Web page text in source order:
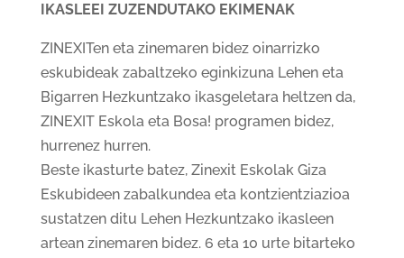
IKASLEEI ZUZENDUTAKO EKIMENAK
ZINEXITen eta zinemaren bidez oinarrizko
eskubideak zabaltzeko eginkizuna Lehen eta
Bigarren Hezkuntzako ikasgeletara heltzen da,
ZINEXIT Eskola eta Bosa! programen bidez,
hurrenez hurren.
Beste ikasturte batez, Zinexit Eskolak Giza
Eskubideen zabalkundea eta kontzientziazioa
sustatzen ditu Lehen Hezkuntzako ikasleen
artean zinemaren bidez. 6 eta 10 urte bitarteko